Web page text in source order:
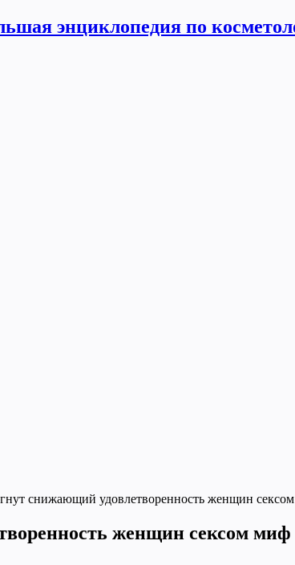
энциклопедия по
снижающий удовлетворенность женщин
женщин сексом миф